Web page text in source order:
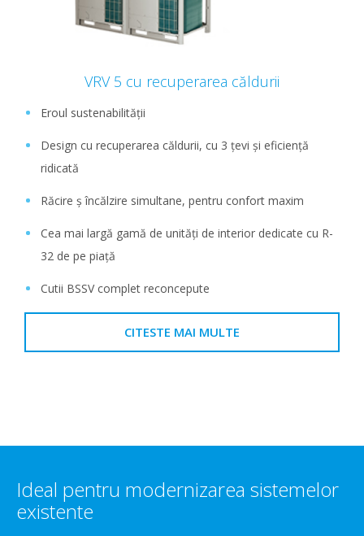
VRV 5 cu recuperarea căldurii
Eroul sustenabilității
Design cu recuperarea căldurii, cu 3 țevi și eficiență
ridicată
Răcire ș încălzire simultane, pentru confort maxim
Cea mai largă gamă de unități de interior dedicate cu R-
32 de pe piață
Cutii BSSV complet reconcepute
CITESTE MAI MULTE
Ideal pentru modernizarea sistemelor
existente